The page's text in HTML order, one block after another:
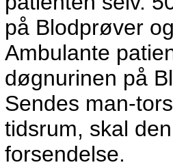
på Blodprøver
Ambulante
døgnurinen på
Sendes man-
tidsrum, skal
forsendelse.